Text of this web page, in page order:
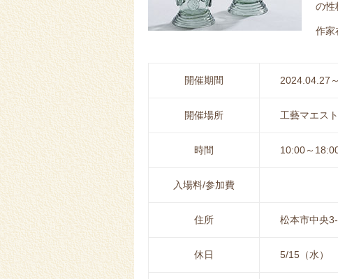
の性
作家
開催期間 2024.04.27
開催場所 工藝マエス
時間 10:00～
入場料/参加費
住所 松本市中央
休日 5/15（水）